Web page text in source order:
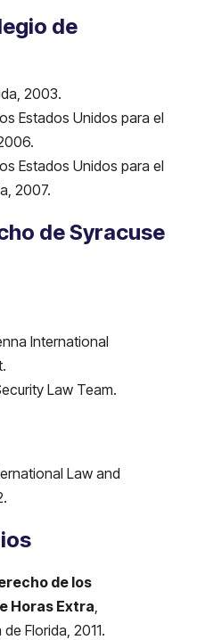
de
2003.
Estados Unidos para el
Estados Unidos para el
2007.
de Syracuse
International
Law Team.
Law and
de los
Horas Extra
Florida, 2011.